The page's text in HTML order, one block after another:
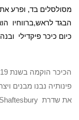
מסולסלים בד, ופרע את
הבגד לראש,ברווחיו
כיום כיכר פיקדילי
פינותיה נבנו מבנים
את שדרת Shaftesbury.